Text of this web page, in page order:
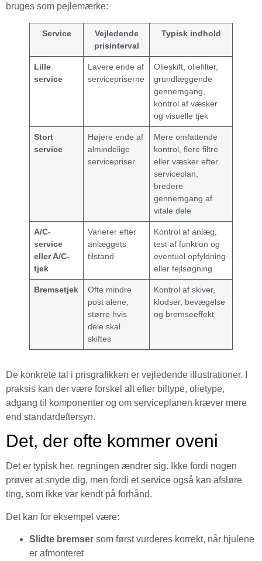
bruges som pejlemærke:
Service
Vejledende
prisinterval
Typisk indhold
Lille
service
Lavere ende af
servicepriserne
Olieskift, oliefilter,
grundlæggende
gennemgang,
kontrol af væsker
og visuelle tjek
Stort
service
Højere ende af
almindelige
servicepriser
Mere omfattende
kontrol, flere filtre
eller væsker efter
serviceplan,
bredere
gennemgang af
vitale dele
A/C-
service
eller A/C-
tjek
Varierer efter
anlæggets
tilstand
Kontrol af anlæg,
test af funktion og
eventuel opfyldning
eller fejlsøgning
Bremsetjek
Ofte mindre
post alene,
større hvis
dele skal
skiftes
Kontrol af skiver,
klodser, bevægelse
og bremseeffekt
De konkrete tal i prisgrafikken er vejledende illustrationer. I
praksis kan der være forskel alt efter biltype, olietype,
adgang til komponenter og om serviceplanen kræver mere
end standardeftersyn.
Det, der ofte kommer oveni
Det er typisk her, regningen ændrer sig. Ikke fordi nogen
prøver at snyde dig, men fordi et service også kan afsløre
ting, som ikke var kendt på forhånd.
Det kan for eksempel være:
Slidte bremser som først vurderes korrekt, når hjulene
er afmonteret